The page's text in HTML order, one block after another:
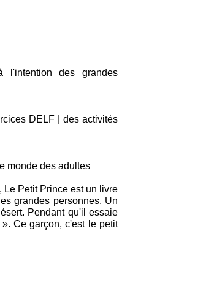
des grandes
DELF | des activités
monde des adultes
Le Petit Prince est un livre
grandes personnes. Un
Pendant qu'il essaie
Ce garçon, c'est le petit